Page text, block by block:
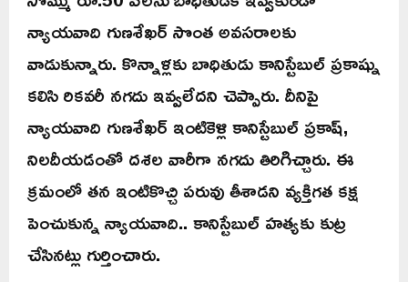
న్యాయవాది గుణశేఖర్ సొంత అవసరాలకు
వాడుకున్నారు. కొన్నాళ్లకు బాధితుడు కానిస్టేబుల్ ప్రకాష్ను
కలిసి రికవరీ నగదు ఇవ్వలేదని చెప్పారు. దీనిపై
న్యాయవాది గుణశేఖర్ ఇంటికెళ్లి కానిస్టేబుల్ ప్రకాష్,
నిలదీయడంతో దశల వారీగా నగదు తిరిగిచ్చారు. ఈ
క్రమంలో తన ఇంటికొచ్చి పరువు తీశాడని వ్యక్తిగత కక్ష
పెంచుకున్న న్యాయవాది.. కానిస్టేబుల్ హత్యకు కుట్ర
చేసినట్లు గుర్తించారు.